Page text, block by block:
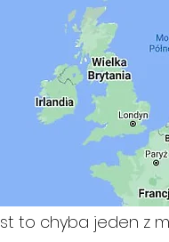
to chyba jeden z